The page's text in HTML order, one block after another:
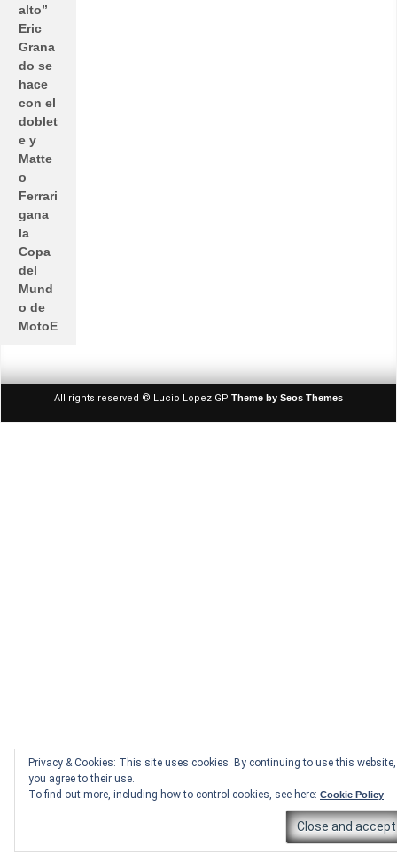
Privacy & Cookies: This site uses cookies. By continuing to use this website,
you agree to their use.
To find out more, including how to control cookies, see here: Cookie Policy
alto”
Eric
Grana
do se
hace
con el
doblet
e y
Matte
o
Ferrari
gana
la
Copa
del
Mund
o de
MotoE
All rights reserved © Lucio Lopez GP Theme by Seos Themes